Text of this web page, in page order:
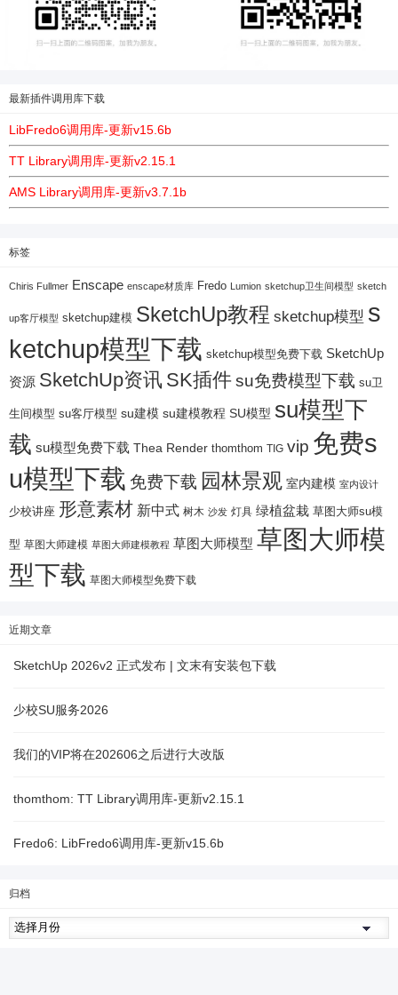
最新插件调用库下载
LibFredo6调用库-更新v15.6b
TT Library调用库-更新v2.15.1
AMS Library调用库-更新v3.7.1b
标签
Chiris Fullmer Enscape enscape材质库 Fredo Lumion sketchup卫生间模型 sketch
up客厅模型 sketchup建模 SketchUp教程 sketchup模型 s
ketchup模型下载 sketchup模型免费下载 SketchUp
资源 SketchUp资讯 SK插件su免费模型下载 su卫
生间模型 su客厅模型 su建模 su建模教程 SU模型 su模型下
载 su模型免费下载 Thea Render thomthom TIG vip 免费s
u模型下载 免费下载 园林景观 室内建模 室内设计
少校讲座 形意素材 新中式 树木 沙发 灯具 绿植盆栽 草图大师su模
型 草图大师建模 草图大师建模教程 草图大师模型 草图大师模
型下载 草图大师模型免费下载
近期文章
SketchUp 2026v2 正式发布 | 文末有安装包下载
少校SU服务2026
我们的VIP将在202606之后进行大改版
thomthom: TT Library调用库-更新v2.15.1
Fredo6: LibFredo6调用库-更新v15.6b
归档